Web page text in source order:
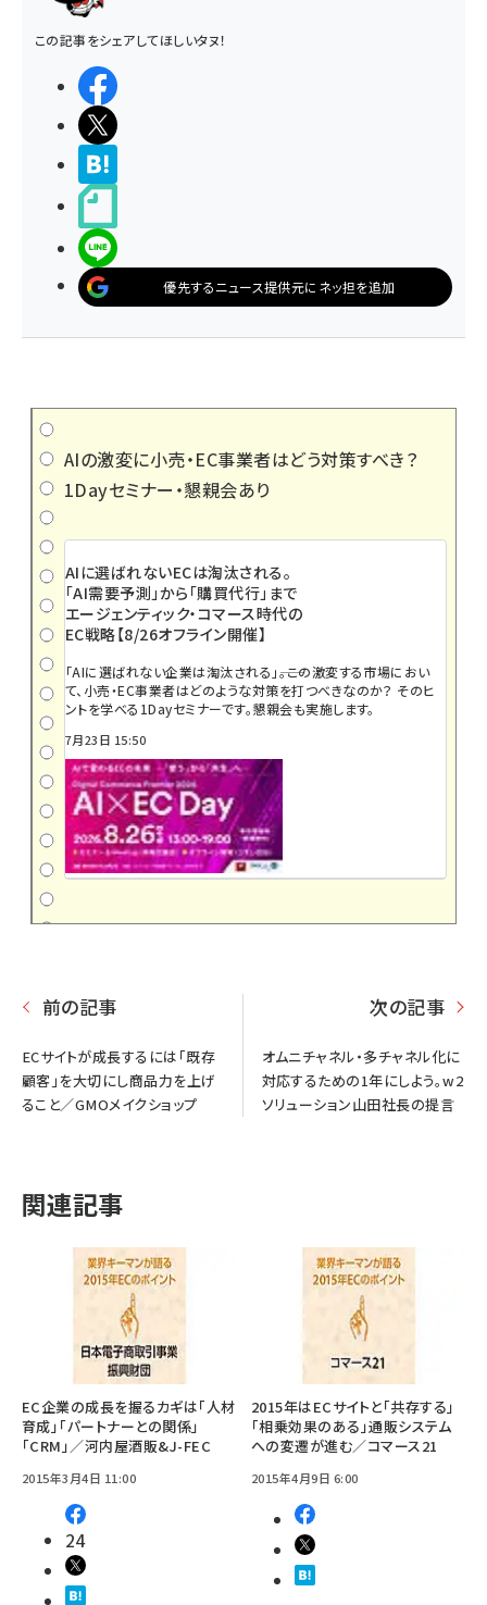
この記事をシェアしてほしいタヌ！
優先するニュース提供元にネッ担を追加
AIの激変に小売・EC事業者はどう対策すべき？
1Dayセミナー・懇親会あり
AIに選ばれないECは淘汰される。
「AI需要予測」から「購買代行」まで
エージェンティック・コマース時代の
EC戦略【8/26オフライン開催】
「AIに選ばれない企業は淘汰される」――。この激変する市場におい
て、小売・EC事業者はどのような対策を打つべきなのか？ そのヒ
ントを学べる1Dayセミナーです。懇親会も実施します。
7月23日 15:50
前の記事
ECサイトが成長するには「既存
顧客」を大切にし商品力を上げ
ること／GMOメイクショップ
次の記事
オムニチャネル・多チャネル化に
対応するための1年にしよう。w2
ソリューション山田社長の提言
関連記事
EC企業の成長を握るカギは「人材
育成」「パートナーとの関係」
「CRM」／河内屋酒販&J-FEC
2015年3月4日 11:00
24
2015年はECサイトと「共存する」
「相乗効果のある」通販システム
への変遷が進む／コマース21
2015年4月9日 6:00